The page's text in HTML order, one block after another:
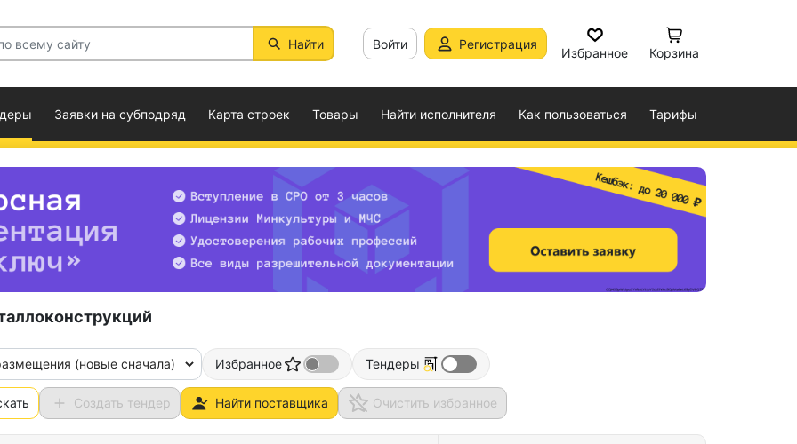
Найти Войти Регистрация
Избранное Корзина
Заявки на субподряд Карта строек Товары Найти исполнителя Как пользоваться Тарифы
(новые сначала) Избранное Тендеры
Создать тендер Найти поставщика Очистить избранное